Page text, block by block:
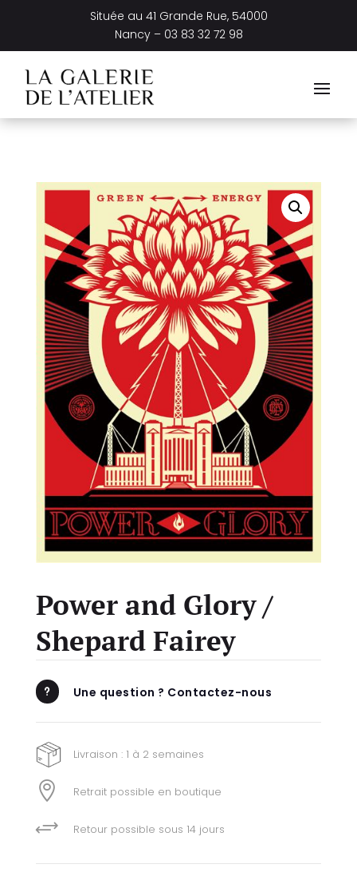
Située au 41 Grande Rue, 54000
Nancy – 03 83 32 72 98
Power and Glory /
Shepard Fairey
u Une question ? Contactez-nous
Livraison : 1 à 2 semaines
 Retrait possible en boutique
+ Retour possible sous 14 jours